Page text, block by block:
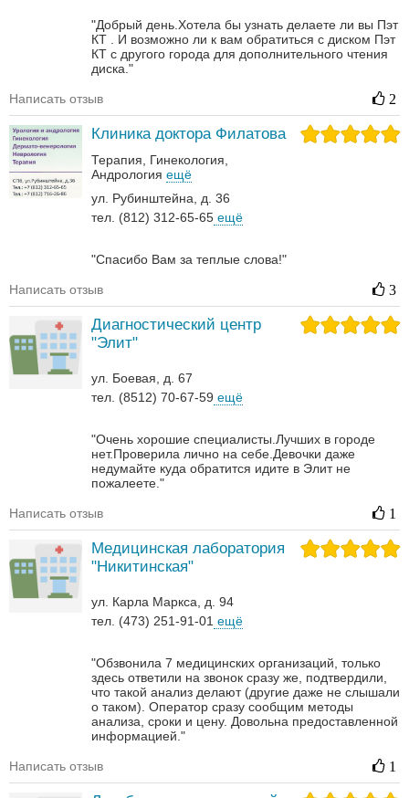
"Добрый день.Хотела бы узнать делаете ли вы Пэт
КТ . И возможно ли к вам обратиться с диском Пэт
КТ с другого города для дополнительного чтения
диска."
Написать отзыв 2
Клиника доктора Филатова
Терапия
Гинекология
Андрология‎ ещё
ул. Рубинштейна, д. 36
тел. (812) 312-65-65 ещё
"Спасибо Вам за теплые слова!"
Написать отзыв 3
Диагностический центр
"Элит"
ул. Боевая, д. 67
тел. (8512) 70-67-59 ещё
"Очень хорошие специалисты.Лучших в городе
нет.Проверила лично на себе.Девочки даже
недумайте куда обратится идите в Элит не
пожалеете."
Написать отзыв 1
Медицинская лаборатория
"Никитинская"
ул. Карла Маркса, д. 94
тел. (473) 251-91-01 ещё
"Обзвонила 7 медицинских организаций, только
здесь ответили на звонок сразу же, подтвердили,
что такой анализ делают (другие даже не слышали
о таком). Оператор сразу сообщим методы
анализа, сроки и цену. Довольна предоставленной
информацией."
Написать отзыв 1